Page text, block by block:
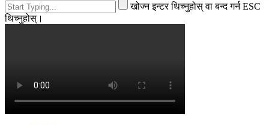
खोज्न इन्टर थिच्नुहोस् वा बन्द गर्न ESC
थिच्नुहोस्।